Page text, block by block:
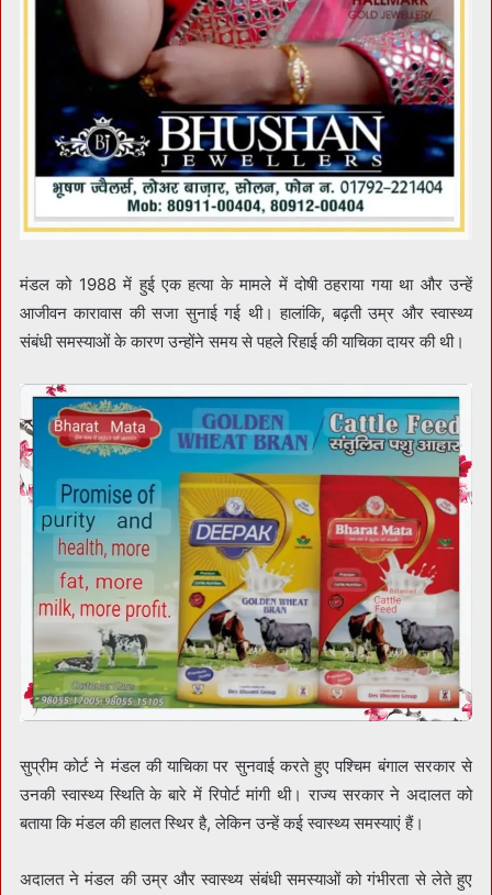
मंडल को 1988 में हुई एक हत्या के मामले में दोषी ठहराया गया था और उन्हें
आजीवन कारावास की सजा सुनाई गई थी। हालांकि, बढ़ती उम्र और स्वास्थ्य
संबंधी समस्याओं के कारण उन्होंने समय से पहले रिहाई की याचिका दायर की थी।
सुप्रीम कोर्ट ने मंडल की याचिका पर सुनवाई करते हुए पश्चिम बंगाल सरकार से
उनकी स्वास्थ्य स्थिति के बारे में रिपोर्ट मांगी थी। राज्य सरकार ने अदालत को
बताया कि मंडल की हालत स्थिर है, लेकिन उन्हें कई स्वास्थ्य समस्याएं हैं।
अदालत ने मंडल की उम्र और स्वास्थ्य संबंधी समस्याओं को गंभीरता से लेते हुए